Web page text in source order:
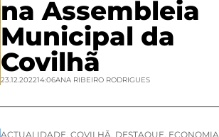
na Assembleia
Municipal da
Covilhã
23.12.202214:06ANA RIBEIRO RODRIGUES
ACTUALIDADE COVILHÃ DESTAQUE ECONOMIA